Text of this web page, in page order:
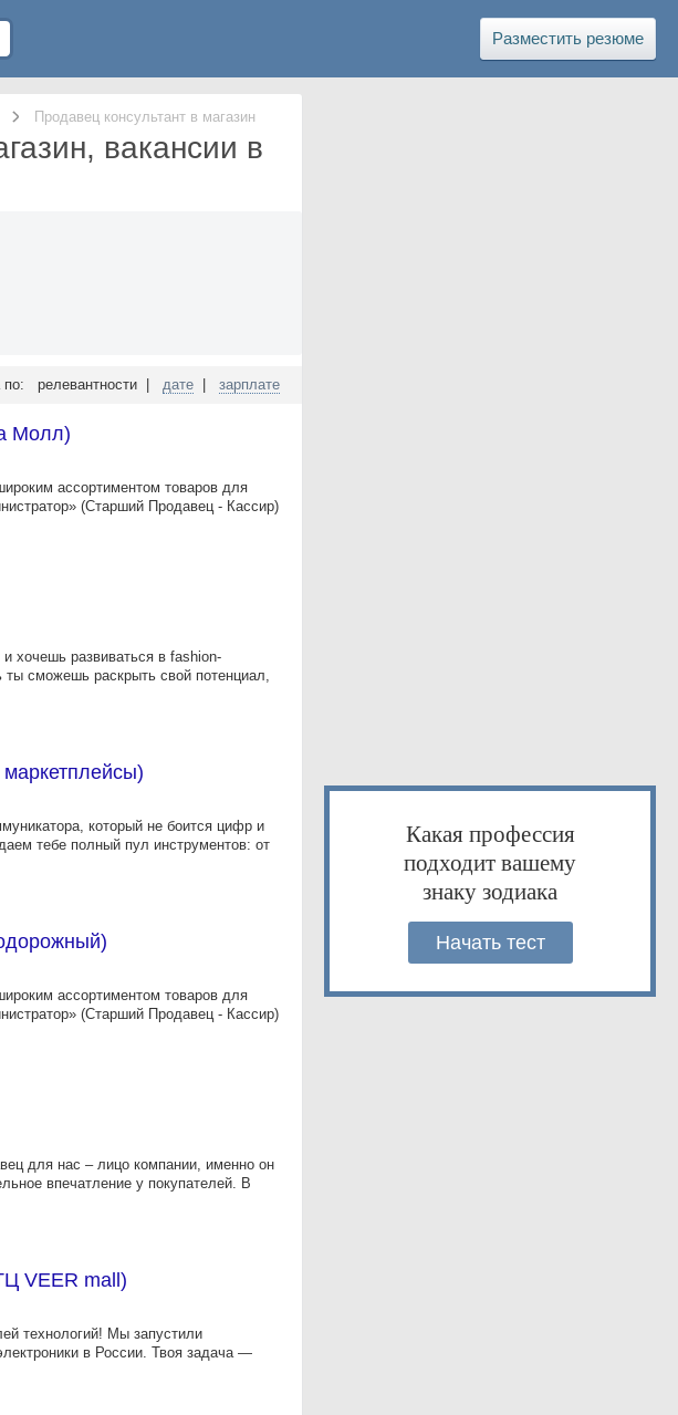
Разместить резюме
Продавец консультант в магазин
вакансии в
по: релевантности | дате зарплате
Молл)
ассортиментом товаров для
(Старший Продавец - Кассир)
хочешь развиваться в fashion-
сможешь раскрыть свой потенциал,
который не боится цифр и
тебе полный пул инструментов: от
ассортиментом товаров для
(Старший Продавец - Кассир)
для нас – лицо компании, именно он
впечатление у покупателей. В
VEER mall)
технологий! Мы запустили
в России. Твоя задача —
Какая профессия
подходит вашему
знаку зодиака
Начать тест